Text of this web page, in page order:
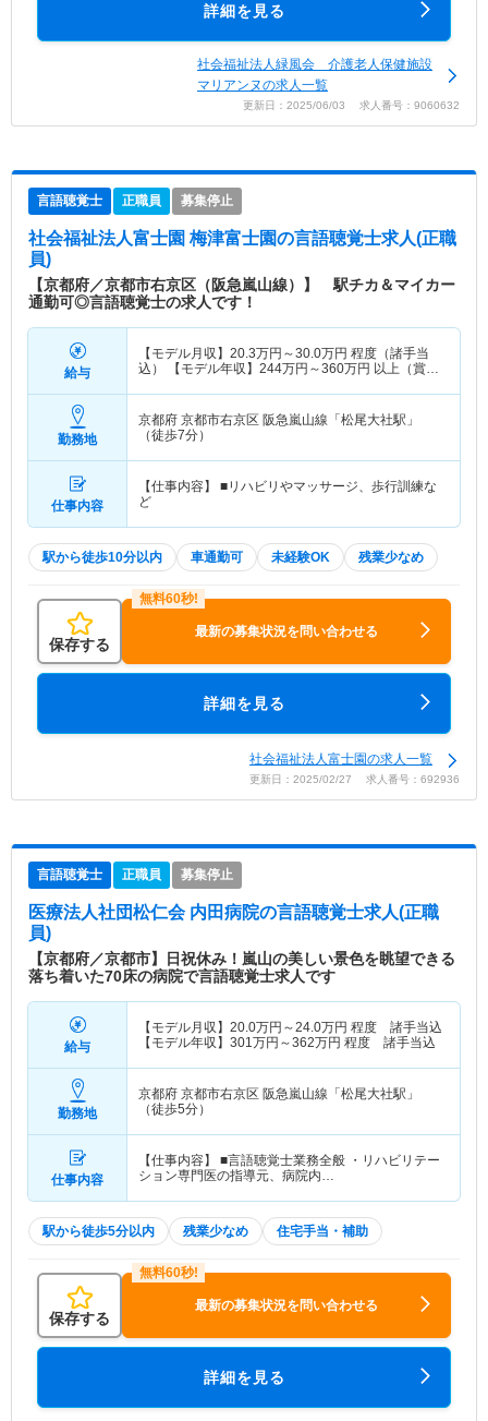
詳細を見る
社会福祉法人緑風会 介護老人保健施設
マリアンヌの求人一覧
更新日：2025/06/03 求人番号：9060632
言語聴覚士 正職員 募集停止
社会福祉法人富士園 梅津富士園の言語聴覚士求人(正職
員)
【京都府／京都市右京区（阪急嵐山線）】 駅チカ＆マイカー
通勤可◎言語聴覚士の求人です！
給与
【モデル月収】 20.3万円～30.0万円 程度（諸手当
込） 【モデル年収】 244万円～360万円 以上（賞与
勤務地
京都府 京都市右京区 阪急嵐山線「松尾大社駅」
（徒歩7分）
仕事内容
【仕事内容】 ■リハビリやマッサージ、歩行訓練な
ど
駅から徒歩10分以内 車通勤可 未経験OK 残業少なめ
保存する
最新の募集状況を問い合わせる
詳細を見る
社会福祉法人富士園の求人一覧
更新日：2025/02/27 求人番号：692936
言語聴覚士 正職員 募集停止
医療法人社団松仁会 内田病院の言語聴覚士求人(正職
員)
【京都府／京都市】日祝休み！嵐山の美しい景色を眺望できる
落ち着いた70床の病院で言語聴覚士求人です
給与
【モデル月収】 20.0万円～24.0万円 程度 諸手当込
【モデル年収】 301万円～362万円 程度 諸手当込
勤務地
京都府 京都市右京区 阪急嵐山線「松尾大社駅」
（徒歩5分）
仕事内容
【仕事内容】 ■言語聴覚士業務全般 ・リハビリテー
ション専門医の指導元、病院内…
駅から徒歩5分以内 残業少なめ 住宅手当・補助
保存する
最新の募集状況を問い合わせる
詳細を見る